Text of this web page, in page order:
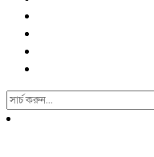
Search
For: